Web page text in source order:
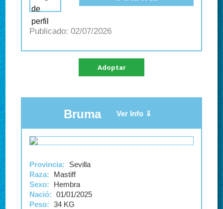
02/07/2026
Adoptar
Bruma
Provincia:
Sevilla
Raza:
Mastiff
Sexo:
Hembra
Nació: 01/01/2025
Peso: 34 KG